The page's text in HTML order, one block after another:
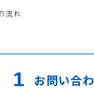
流れ
お問い合